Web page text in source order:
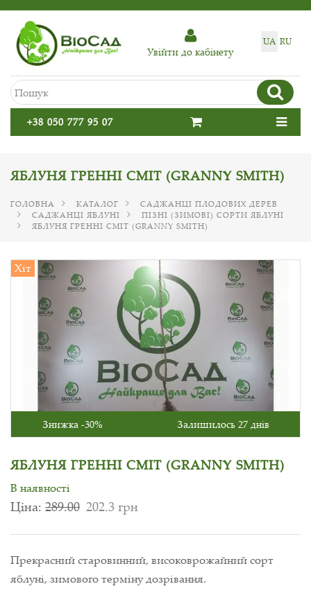
UA RU
Увiйти до кабiнету
+38 050 777 95 07
ЯБЛУНЯ ГРЕННІ СМІТ (GRANNY SMITH)
ГОЛОВНА КАТАЛОГ
САДЖАНЦІ ПЛОДОВИХ ДЕРЕВ
САДЖАНЦІ ЯБЛУНІ
ПІЗНІ (ЗИМОВІ) СОРТИ ЯБЛУНІ
ЯБЛУНЯ ГРЕННІ СМІТ (GRANNY SMITH)
Хіт
Знижка -30% Залишилось 27 днів
ЯБЛУНЯ ГРЕННІ СМІТ (GRANNY SMITH)
В наявності
Ціна: 289.00 202.3 грн
Прекрасний старовинний, високоврожайний сорт
яблуні, зимового терміну дозрівання.